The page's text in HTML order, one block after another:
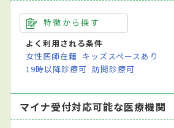
特徴から探す
よく利用される条件
女性医師在籍 キッズスペースあり
19時以降診療可 訪問診療可
マイナ受付対応可能な医療機関